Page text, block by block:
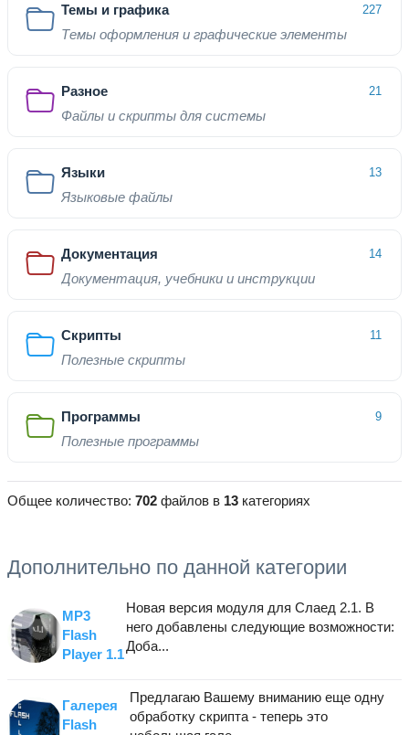
Темы и графика 227
Темы оформления и графические элементы
Разное 21
Файлы и скрипты для системы
Языки 13
Языковые файлы
Документация 14
Документация, учебники и инструкции
Скрипты 11
Полезные скрипты
Программы 9
Полезные программы
Общее количество: 702 файлов в 13 категориях
Дополнительно по данной категории
MP3
Flash
Player 1.1
Новая версия модуля для Слаед 2.1. В
него добавлены следующие возможности:
Доба...
Галерея
Flash
Предлагаю Вашему вниманию еще одну
обработку скрипта - теперь это